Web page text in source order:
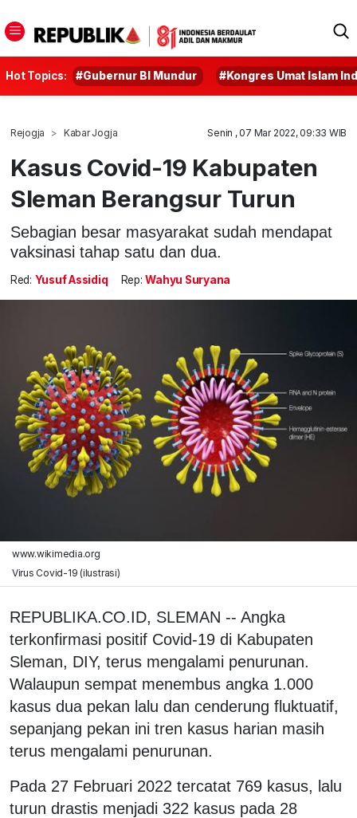
Hot Topics: #Gubernur BI Mundur #Kongres Umat Islam
Rejogja Kabar Jogja Senin , 07 Mar 2022, 09:33 WIB
Kasus Covid-19 Kabupaten
Sleman Berangsur Turun
Sebagian besar masyarakat sudah mendapat
vaksinasi tahap satu dan dua.
Red: Yusuf Assidiq Rep: Wahyu Suryana
www.wikimedia.org
Virus Covid-19 (ilustrasi)
REPUBLIKA.CO.ID, SLEMAN -- Angka
terkonfirmasi positif Covid-19 di Kabupaten
Sleman, DIY, terus mengalami penurunan.
Walaupun sempat menembus angka 1.000
kasus dua pekan lalu dan cenderung fluktuatif,
sepanjang pekan ini tren kasus harian masih
terus mengalami penurunan.
Pada 27 Februari 2022 tercatat 769 kasus, lalu
turun drastis menjadi 322 kasus pada 28